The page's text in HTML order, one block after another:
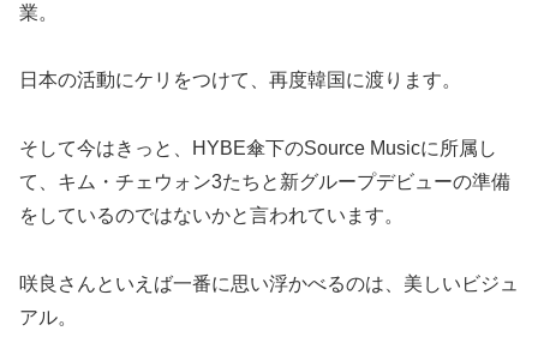
業。
日本の活動にケリをつけて、再度韓国に渡ります。
そして今はきっと、HYBE傘下のSource Musicに所属し
て、キム・チェウォン3たちと新グループデビューの準備
をしているのではないかと言われています。
咲良さんといえば一番に思い浮かべるのは、美しいビジュ
アル。